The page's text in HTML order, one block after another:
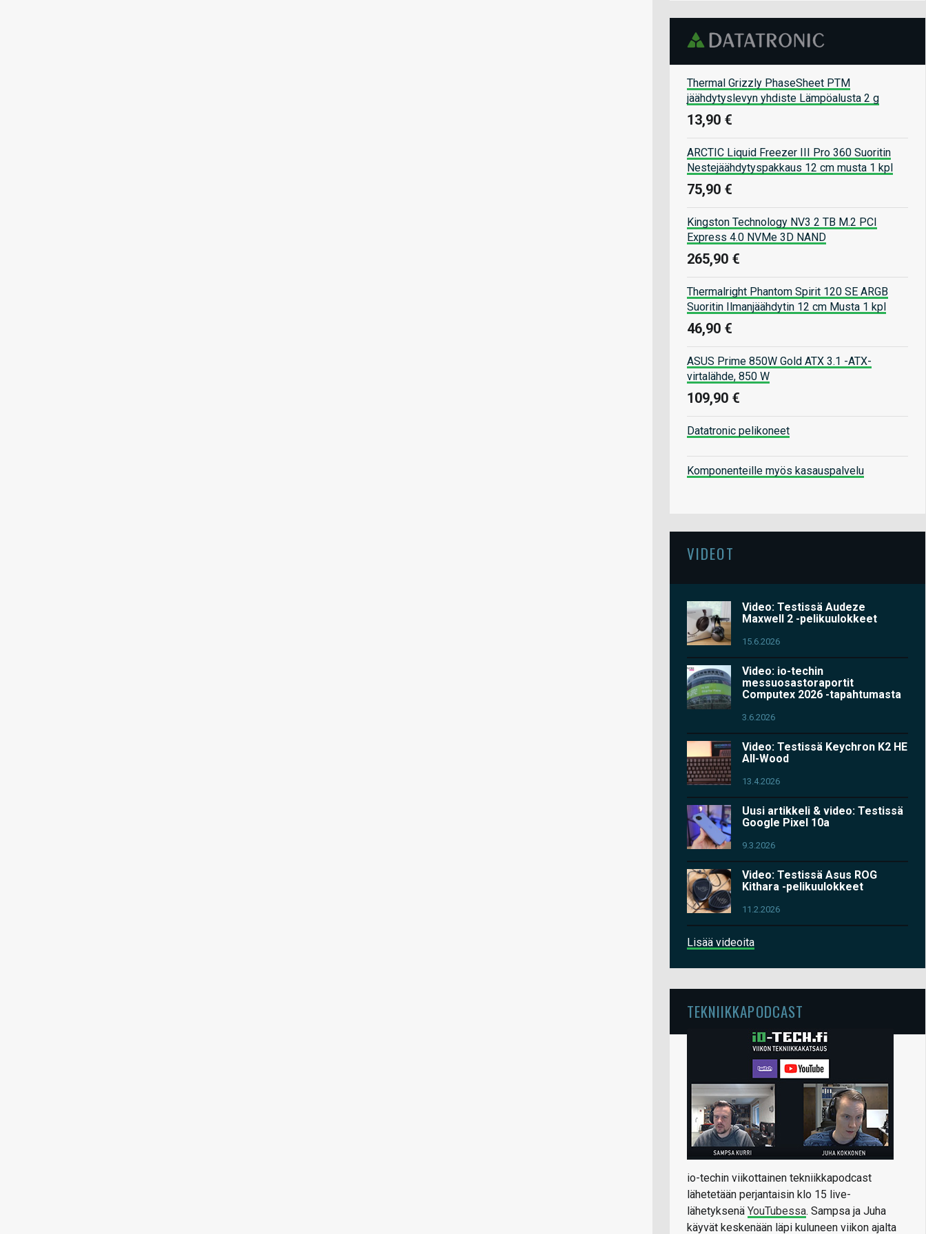
Thermal Grizzly PhaseSheet PTM
jäähdytyslevyn yhdiste Lämpöalusta 2 g
13,90 €
ARCTIC Liquid Freezer III Pro 360 Suoritin
Nestejäähdytyspakkaus 12 cm musta 1 kpl
75,90 €
Kingston Technology NV3 2 TB M.2 PCI
Express 4.0 NVMe 3D NAND
265,90 €
Thermalright Phantom Spirit 120 SE ARGB
Suoritin Ilmanjäähdytin 12 cm Musta 1 kpl
46,90 €
ASUS Prime 850W Gold ATX 3.1 -ATX-
virtalähde, 850 W
109,90 €
Datatronic pelikoneet
Komponenteille myös kasauspalvelu
VIDEOT
Video: Testissä Audeze
Maxwell 2 -pelikuulokkeet
15.6.2026
Video: io-techin
messuosastoraportit
Computex 2026 -tapahtumasta
3.6.2026
Video: Testissä Keychron K2 HE
All-Wood
13.4.2026
Uusi artikkeli & video: Testissä
Google Pixel 10a
9.3.2026
Video: Testissä Asus ROG
Kithara -pelikuulokkeet
11.2.2026
Lisää videoita
TEKNIIKKAPODCAST
io-techin viikottainen tekniikkapodcast
lähetetään perjantaisin klo 15 live-
lähetyksenä YouTubessa. Sampsa ja Juha
käyvät keskenään läpi kuluneen viikon ajalta